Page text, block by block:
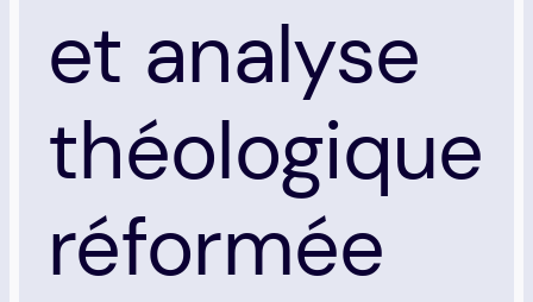
et analyse
théologique
réformée